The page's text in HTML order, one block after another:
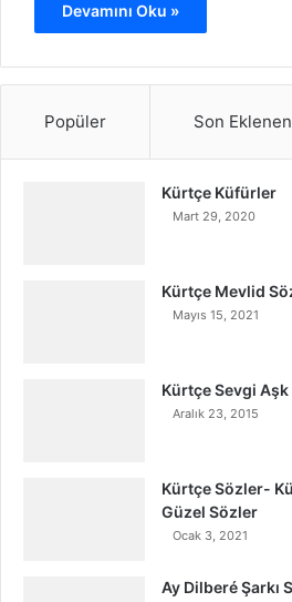
Devamını Oku »
Popüler Son Eklenen
Kürtçe Küfürler
Mart 29, 2020
Kürtçe Mevlid
Mayıs 15, 2021
Kürtçe Sevgi
Aralık 23, 2015
Kürtçe Sözler-
Güzel Sözler
Ocak 3, 2021
Ay Dilberé Şarkı